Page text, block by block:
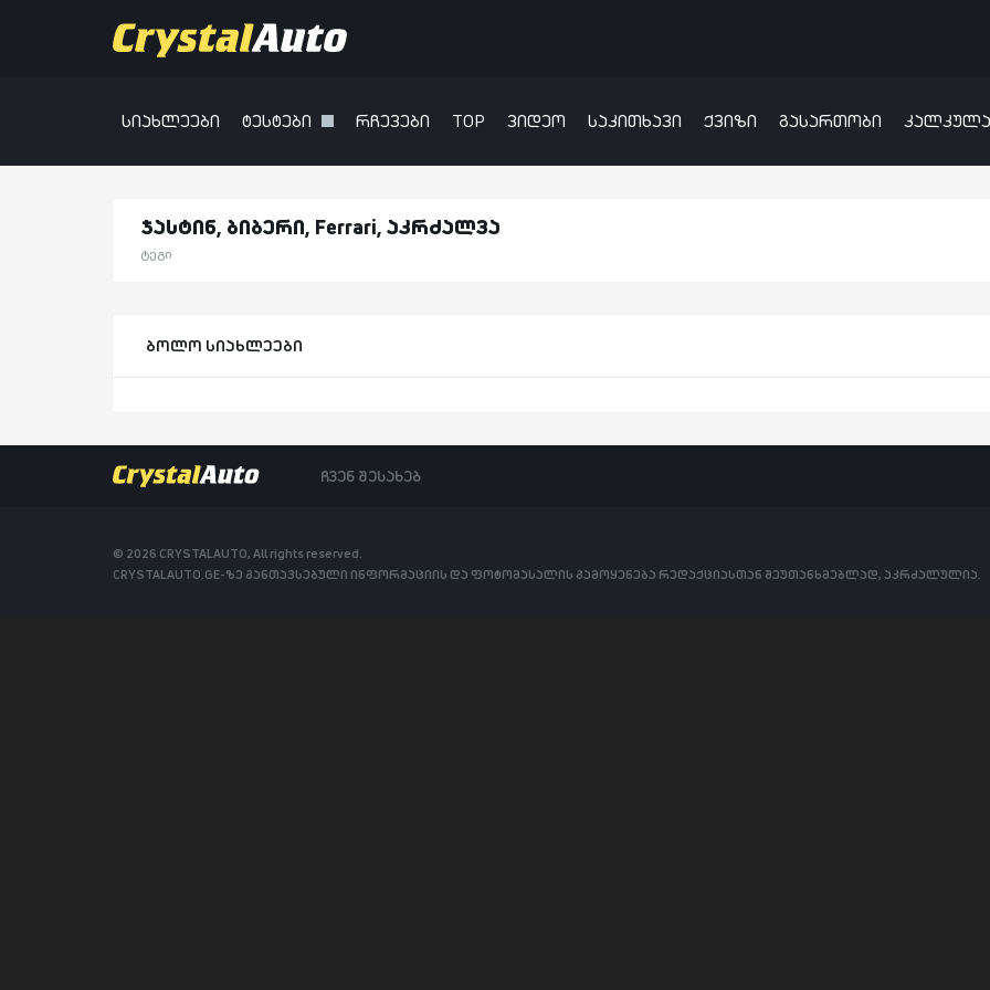
სიახლეები ტესტები რჩევები TOP ვიდეო საკითხავი ქვიზი გასართობი
ჯასტინ, ბიბერი, Ferrari, აკრძალვა
ტეგი
ბოლო სიახლეები
ჩვენ შესახებ
© 2026 CRYSTALAUTO, All rights reserved.
CRYSTALAUTO.GE-ზე განთავსებული ინფორმაციის და ფოტომასალის გამოყენება რედაქციასთან შეუთანხმებლად, აკრძალულია.